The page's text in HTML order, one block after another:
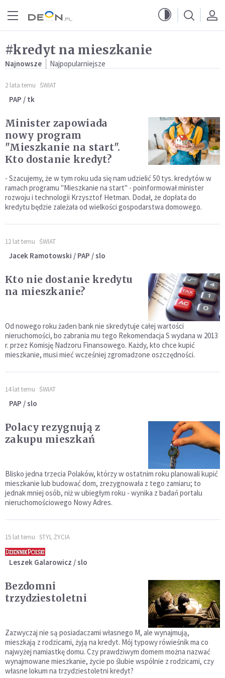
#kredyt na mieszkanie
Najnowsze Najpopularniejsze
2 lata temu ŚWIAT
PAP / tk
Minister zapowiada
nowy program
"Mieszkanie na start".
Kto dostanie kredyt?
- Szacujemy, że w tym roku uda się nam udzielić 50 tys. kredytów w
ramach programu "Mieszkanie na start" - poinformował minister
rozwoju i technologii Krzysztof Hetman. Dodał, że dopłata do
kredytu będzie zależała od wielkości gospodarstwa domowego.
12 lat temu ŚWIAT
Jacek Ramotowski / PAP / slo
Kto nie dostanie kredytu
na mieszkanie?
Od nowego roku żaden bank nie skredytuje całej wartości
nieruchomości, bo zabrania mu tego Rekomendacja S wydana w 2013
r. przez Komisję Nadzoru Finansowego. Każdy, kto chce kupić
mieszkanie, musi mieć wcześniej zgromadzone oszczędności.
14 lat temu ŚWIAT
PAP / slo
Polacy rezygnują z
zakupu mieszkań
Blisko jedna trzecia Polaków, którzy w ostatnim roku planowali kupić
mieszkanie lub budować dom, zrezygnowała z tego zamiaru; to
jednak mniej osób, niż w ubiegłym roku - wynika z badań portalu
nieruchomościowego Nowy Adres.
15 lat temu STYL ŻYCIA
Leszek Galarowicz / slo
Bezdomni
trzydziestoletni
Zazwyczaj nie są posiadaczami własnego M, ale wynajmują,
mieszkają z rodzicami, żyją na kredyt. Mój typowy rówieśnik ma co
najwyżej namiastkę domu. Czy prawdziwym domem można nazwać
wynajmowane mieszkanie, życie po ślubie wspólnie z rodzicami, czy
własne lokum na trzydziestoletni kredyt?